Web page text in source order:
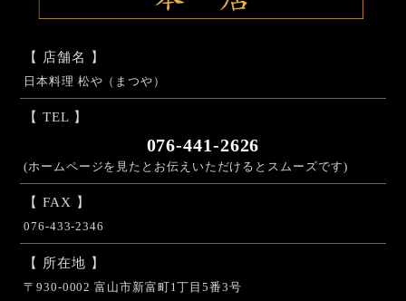
【 店舗名 】
日本料理 松や（まつや）
【 TEL 】
076-441-2626
(ホームページを見たとお伝えいただけるとスムーズです)
【 FAX 】
076-433-2346
【 所在地 】
〒930-0002 富山市新富町1丁目5番3号